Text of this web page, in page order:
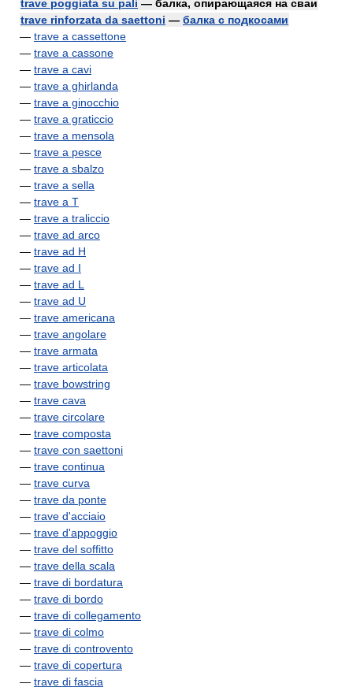
trave poggiata su pali — балка, опирающаяся на сваи
trave rinforzata da saettoni — балка с подкосами
— trave a cassettone
— trave a cassone
— trave a cavi
— trave a ghirlanda
— trave a ginocchio
— trave a graticcio
— trave a mensola
— trave a pesce
— trave a sbalzo
— trave a sella
— trave a T
— trave a traliccio
— trave ad arco
— trave ad H
— trave ad I
— trave ad L
— trave ad U
— trave americana
— trave angolare
— trave armata
— trave articolata
— trave bowstring
— trave cava
— trave circolare
— trave composta
— trave con saettoni
— trave continua
— trave curva
— trave da ponte
— trave d'acciaio
— trave d'appoggio
— trave del soffitto
— trave della scala
— trave di bordatura
— trave di bordo
— trave di collegamento
— trave di colmo
— trave di controvento
— trave di copertura
— trave di fascia